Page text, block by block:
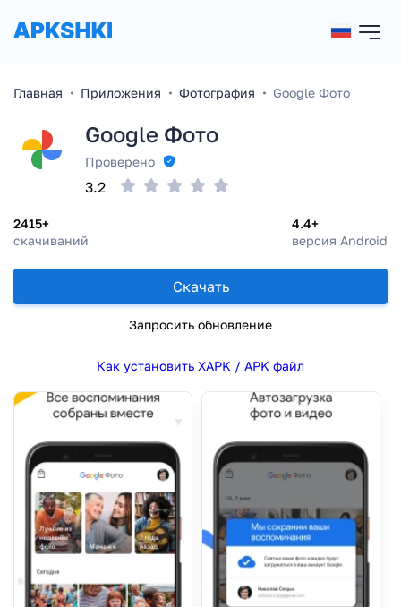
Главная Приложения Фотография Google Фото
Google Фото
Проверено
2415+
скачиваний
4.4+
версия Android
3.2
Скачать
Запросить обновление
Как установить XAPK / APK файл